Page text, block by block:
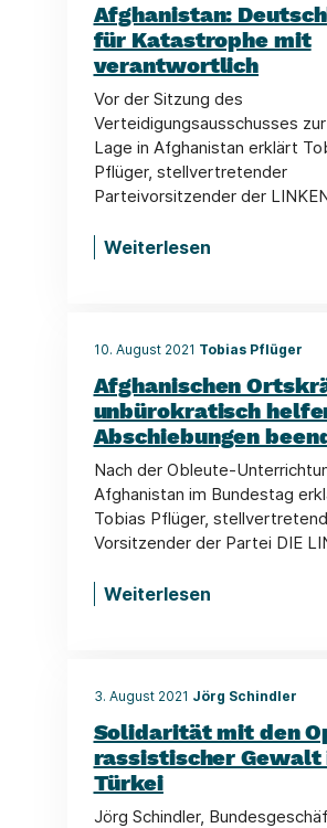
Afghanistan:
für Katastrophe mit
verantwortlich
Vor der Sitzung des
Verteidigungsausschusses
Lage in Afghanistan erklärt
Pflüger, stellvertretender
Parteivorsitzender der
Weiterlesen
10. August 2021 Tobias Pflüger
Afghanischen
unbürokratisch
Abschiebungen
Nach der Obleute-
Afghanistan im Bundestag
Tobias Pflüger,
Vorsitzender der Partei DIE
Weiterlesen
3. August 2021 Jörg Schindler
Solidarität mit den
rassistischer Gewalt
Türkei
Jörg Schindler,